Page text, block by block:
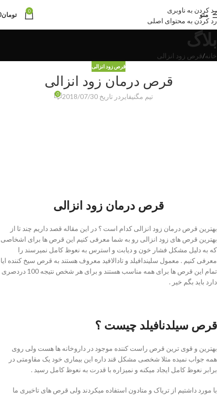
رد کردن به ناوبری
رد کردن به محتوای اصلی
منو 0 تومان
بلاگ
خانه قرص زود انزالی
قرص زود انزالی
قرص درمان زود انزالی
تیم مگنیفایر در تاریخ 2018/07/30 0
قرص درمان زود انزالی
بهترین قرص درمان زود انزالی کدام است ؟ در این مقاله قصد داریم چند تا از
بهترین قرص های زود انزالی رو به شما معرفی کنیم این قرص ها برای اشخاصی
که به دلیل مشکل فشار خون و دیابت و استرس به نعوظ کامل نمیرسند را
معرفی کنیم . معمول سلیندافیلد و تادالافید معروف هستند به قرص سیخ کننده ایا
تمام این قرص ها برای همه مناسب هستند و برای هر شخص نتیجه 100 دردصری
دارد باید بگم خیر .
قرص سیلدنافیلد چیست ؟
بهترین و قوی ترین قرص راست کننده موجود در داروخانه ها هست ولی روی
همه جواب نمیده مثلا شخصی مشکل قند داره این بیماری خود یک مقاومتی در
برابر نعوظ کامل ایجاد میکنه و نمیزاره با قدرت به نعوظ کامل رسید .
با مورد داشتیم از تریاک و متادون استفاده میکردند ولی قرص های تاخیری ما